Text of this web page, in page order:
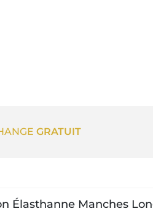
GRATUIT
Élasthanne Manches